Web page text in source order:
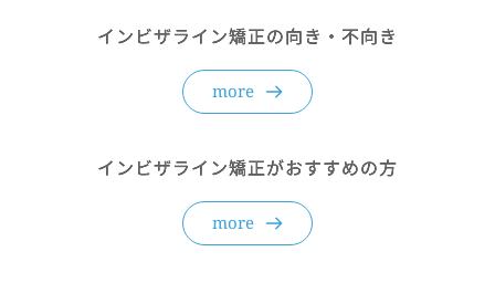
インビザライン矯正の向き・不向き
more
インビザライン矯正がおすすめの方
more